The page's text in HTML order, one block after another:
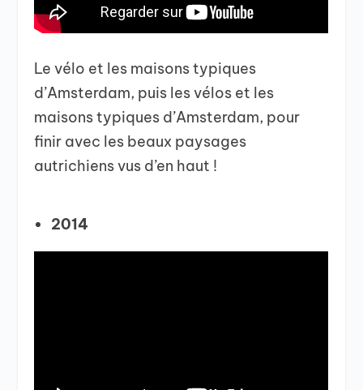
Le vélo et les maisons typiques
d’Amsterdam, puis les vélos et les
maisons typiques d’Amsterdam, pour
finir avec les beaux paysages
autrichiens vus d’en haut !
2014